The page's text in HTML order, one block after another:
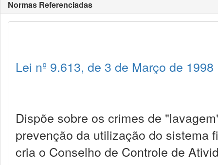
Normas Referenciadas
Lei nº 9.613, de 3 de Março de 1998
Dispõe sobre os crimes de
prevenção da utilização do sistema
cria o Conselho de Controle de